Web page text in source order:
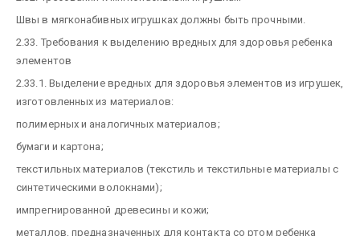
Швы в мягконабивных игрушках должны быть прочными.
2.33. Требования к выделению вредных для здоровья ребенка
элементов
2.33.1. Выделение вредных для здоровья элементов из игрушек,
изготовленных из материалов:
полимерных и аналогичных материалов;
бумаги и картона;
текстильных материалов (текстиль и текстильные материалы с
синтетическими волокнами);
импрегнированной древесины и кожи;
металлов, предназначенных для контакта со ртом ребенка